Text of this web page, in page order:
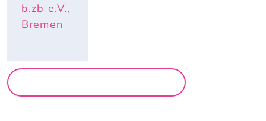
b.zb e.V.,
Bremen